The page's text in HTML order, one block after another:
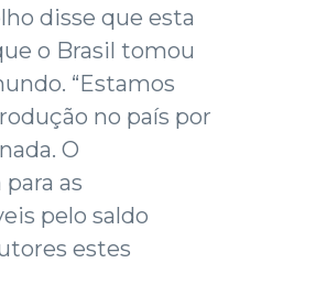
disse que esta
o Brasil tomou
“Estamos
no país por
O
as
pelo saldo
estes